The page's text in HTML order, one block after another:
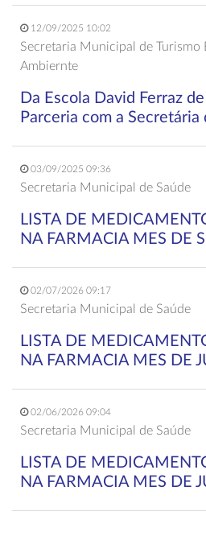
12/09/2025 10:02
Secretaria Municipal de Turismo
Ambiernte
Da Escola David Ferraz
Parceria com a
03/09/2025 09:36
Secretaria Municipal de Saúde
LISTA DE
NA FARMACIA MES DE
02/07/2026 09:17
Secretaria Municipal de Saúde
LISTA DE
NA FARMACIA MES DE
02/06/2026 09:04
Secretaria Municipal de Saúde
LISTA DE
NA FARMACIA MES DE